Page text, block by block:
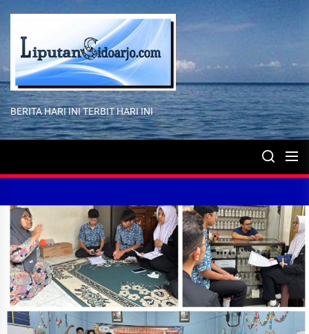
content
BERITA HARI INI TERBIT HARI INI